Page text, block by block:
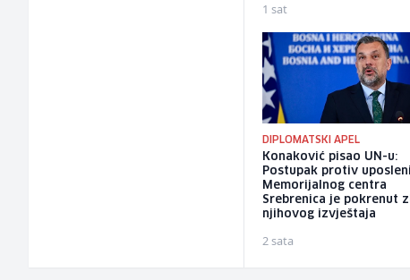
1 sat
DIPLOMATSKI APEL
Konaković pisao UN-u:
Postupak protiv
Memorijalnog centra
Srebrenica je pokrenut
njihovog izvještaja
2 sata